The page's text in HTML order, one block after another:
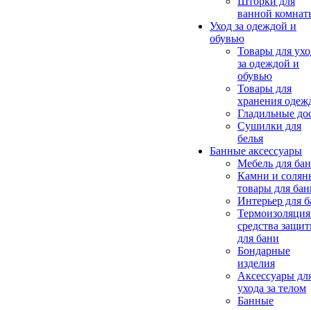
ванной
Уход за одеждой и
обувью
Товары для
за одеждой и
обувью
Товары для
хранения
Гладильные
Сушилки для
белья
Банные аксессуары
Мебель для
Камни и
товары для
Интерьер для
средства
для бани
Бондарные
изделия
Аксеcсуары
ухода за телом
Банные